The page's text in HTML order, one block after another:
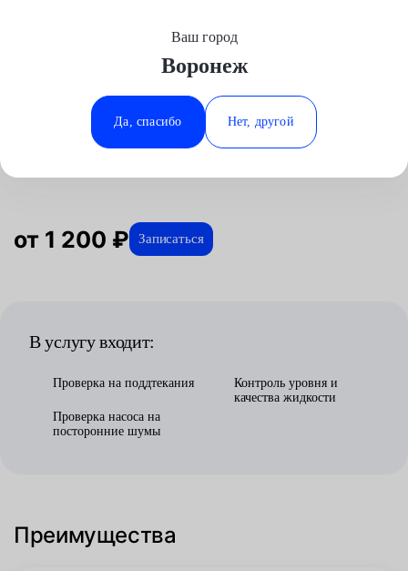
Минеральные Воды
Ростов-на-Дону
Ставрополь
Ваш город
Воронеж
Да, спасибо Нет, другой
ОтзывыДиагностика
Диагностика гур для ГАЗ в
Воронеже
от 1 200 ₽ Записаться
В услугу входит:
Проверка на поддтекания
Проверка насоса на
посторонние шумы
Контроль уровня и
качества жидкости
Преимущества